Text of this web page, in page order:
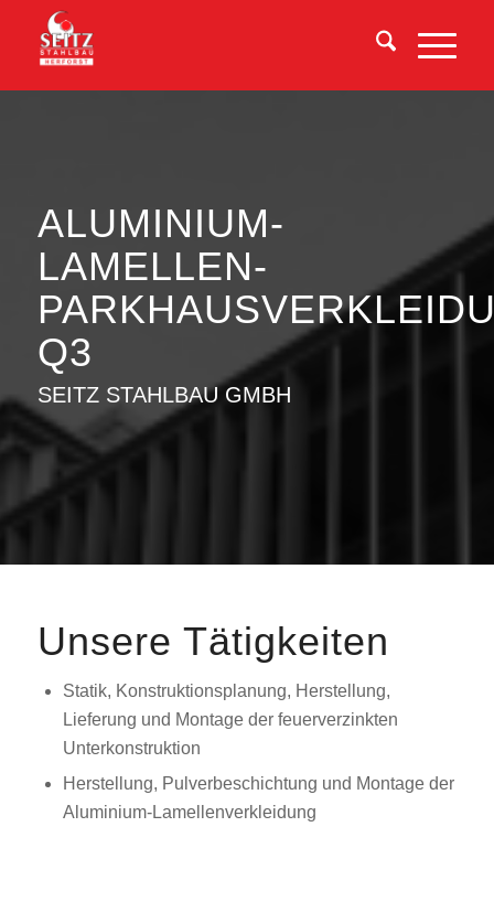
ALUMINIUM-
LAMELLEN-
Q3
SEITZ STAHLBAU GMBH
Unsere Tätigkeiten
Statik, Konstruktionsplanung, Herstellung,
Lieferung und Montage der feuerverzinkten
Unterkonstruktion
Herstellung, Pulverbeschichtung und Montage der
Aluminium-Lamellenverkleidung